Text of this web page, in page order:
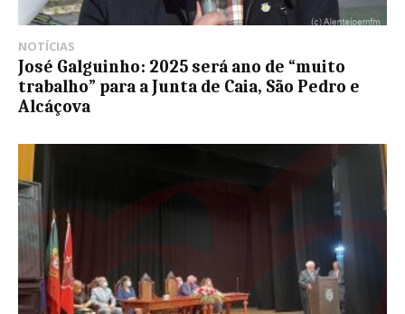
NOTÍCIAS
José Galguinho: 2025 será ano de “muito
trabalho” para a Junta de Caia, São Pedro e
Alcáçova